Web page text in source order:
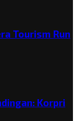
Tourism Run
Korpri